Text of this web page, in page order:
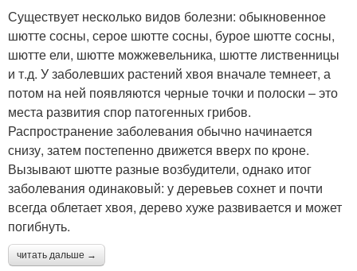
Существует несколько видов болезни: обыкновенное
шютте сосны, серое шютте сосны, бурое шютте сосны,
шютте ели, шютте можжевельника, шютте лиственницы
и т.д. У заболевших растений хвоя вначале темнеет, а
потом на ней появляются черные точки и полоски – это
места развития спор патогенных грибов.
Распространение заболевания обычно начинается
снизу, затем постепенно движется вверх по кроне.
Вызывают шютте разные возбудители, однако итог
заболевания одинаковый: у деревьев сохнет и почти
всегда облетает хвоя, дерево хуже развивается и может
погибнуть.
читать дальше →